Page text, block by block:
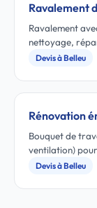
Ravalement
Ravalement
nettoyage,
Devis à Belleu
Rénovation
Bouquet de
ventilation)
Devis à Belleu